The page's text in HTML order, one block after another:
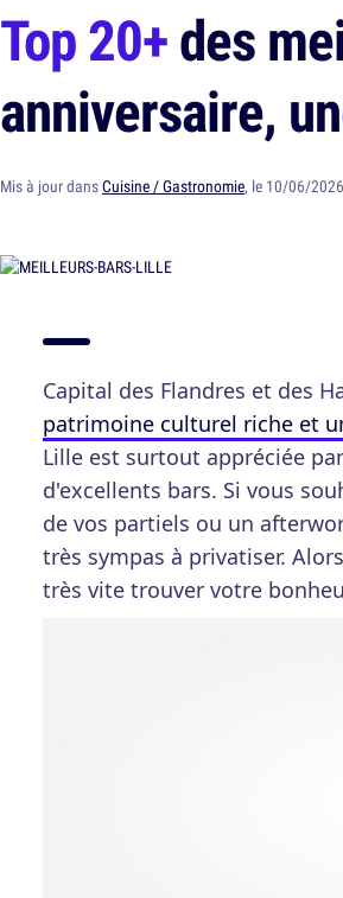
Top 20+des
anniversaire,
Mis à jour dansCuisine / Gastronomie, le 10/06/
Capital des Flandres et des
patrimoine culturel riche et
Lille est surtout appréciée
d'excellents bars. Si vous
de vos partiels ou un
très sympas à privatiser.
très vite trouver votre